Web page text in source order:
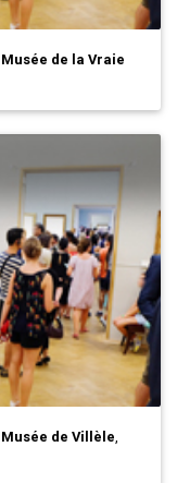
Musée de la Vraie
Musée de Villèle,